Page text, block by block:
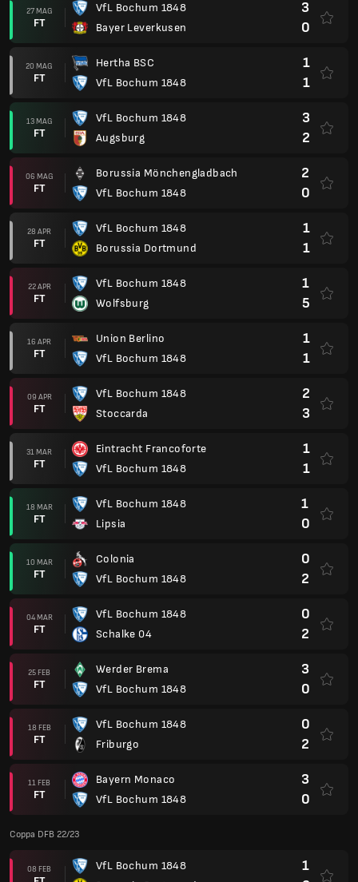
27 MAG
FT
VfL Bochum 1848
Bayer Leverkusen
3
0
20 MAG
FT
Hertha BSC
VfL Bochum 1848
1
1
13 MAG
FT
VfL Bochum 1848
Augsburg
3
2
06 MAG
FT
Borussia Mönchengladbach
VfL Bochum 1848
2
0
28 APR
FT
VfL Bochum 1848
Borussia Dortmund
1
1
22 APR
FT
VfL Bochum 1848
Wolfsburg
1
5
16 APR
FT
Union Berlino
VfL Bochum 1848
1
1
09 APR
FT
VfL Bochum 1848
Stoccarda
2
3
31 MAR
FT
Eintracht Francoforte
VfL Bochum 1848
1
1
18 MAR
FT
VfL Bochum 1848
Lipsia
1
0
10 MAR
FT
Colonia
VfL Bochum 1848
0
2
04 MAR
FT
VfL Bochum 1848
Schalke 04
0
2
25 FEB
FT
Werder Brema
VfL Bochum 1848
3
0
18 FEB
FT
VfL Bochum 1848
Friburgo
0
2
11 FEB
FT
Bayern Monaco
VfL Bochum 1848
3
0
Coppa DFB 22/23
08 FEB
VfL Bochum 1848
1